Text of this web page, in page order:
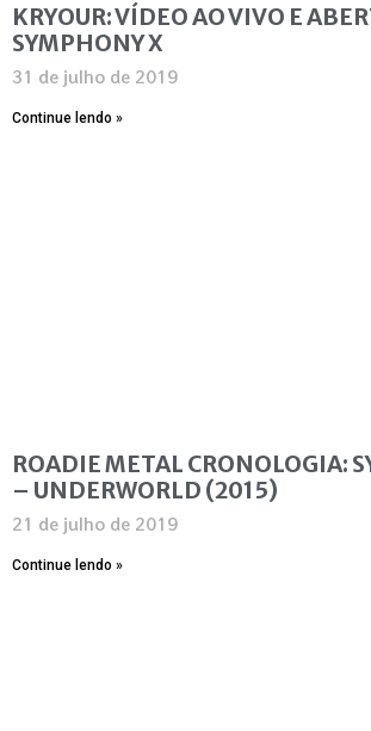
KRYOUR: VÍDEO AO VIVO E
SYMPHONY X
31 de julho de 2019
Continue lendo »
ROADIE METAL CRONOLOGIA:
– UNDERWORLD (2015)
21 de julho de 2019
Continue lendo »